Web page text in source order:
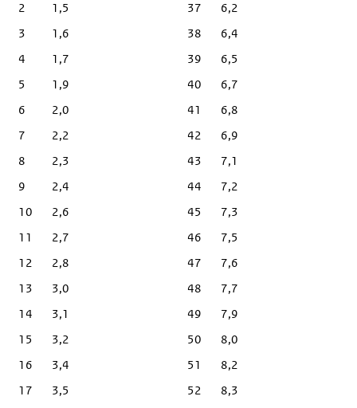
2
1,5
3
1,6
4
1,7
5
1,9
6
2,0
7
2,2
8
2,3
9
2,4
10
2,6
11
2,7
12
2,8
13
3,0
14
3,1
15
3,2
16
3,4
17
3,5
37
6,2
38
6,4
39
6,5
40
6,7
41
6,8
42
6,9
43
7,1
44
7,2
45
7,3
46
7,5
47
7,6
48
7,7
49
7,9
50
8,0
51
8,2
52
8,3